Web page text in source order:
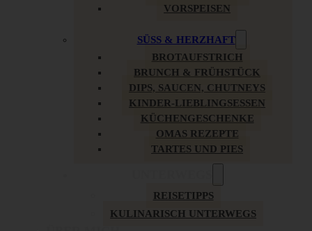
VORSPEISEN
SÜSS & HERZHAFT
BROTAUFSTRICH
BRUNCH & FRÜHSTÜCK
DIPS, SAUCEN, CHUTNEYS
KINDER-LIEBLINGSESSEN
KÜCHENGESCHENKE
OMAS REZEPTE
TARTES UND PIES
REISETIPPS
KULINARISCH UNTERWEGS